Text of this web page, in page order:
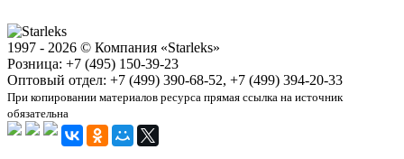
1997 - 2026 © Компания «Starleks»
Розница: +7 (495) 150-39-23
Оптовый отдел: +7 (499) 390-68-52, +7 (499) 394-20-33
При копировании материалов ресурса прямая ссылка на источник
обязательна